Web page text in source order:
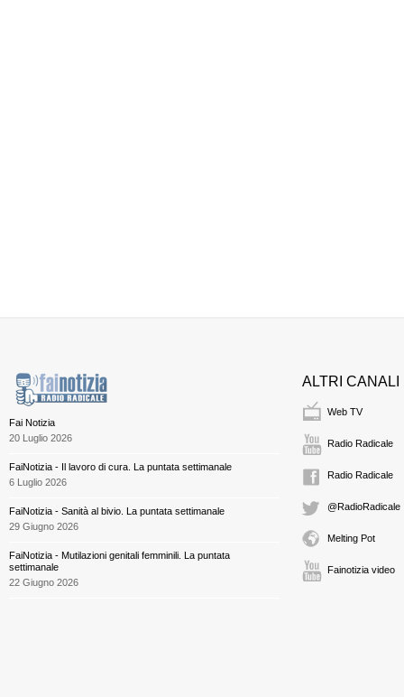
Fai Notizia
20 Luglio 2026
FaiNotizia - Il lavoro di cura. La puntata settimanale
6 Luglio 2026
FaiNotizia - Sanità al bivio. La puntata settimanale
29 Giugno 2026
FaiNotizia - Mutilazioni genitali femminili. La puntata
settimanale
22 Giugno 2026
ALTRI CANALI
Web TV
Radio Radicale
Radio Radicale
@RadioRadicale
Melting Pot
Fainotizia video